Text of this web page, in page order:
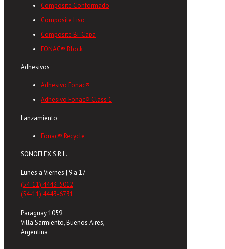
Composite Conformado
Composite Liso
Composite Bi-Capa
FONAC® Block
Adhesivos
Adhesivo Fonac®
Adhesivo Fonac® Class 1
Lanzamiento
Fonac® Recycle
SONOFLEX S.R.L.
Lunes a Viernes | 9 a 17
(54-11) 4443-5012
(54-11) 4443-6731
Paraguay 1059
Villa Sarmiento, Buenos Aires,
Argentina